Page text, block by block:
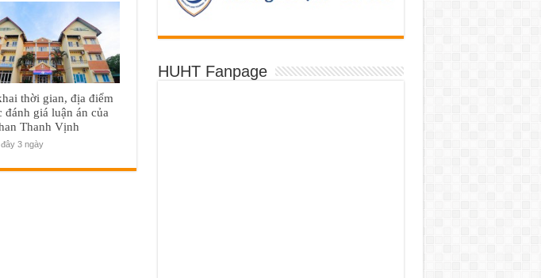
thời gian, địa điểm
đánh giá luận án của
Thanh Vịnh
3 ngày
HUHT Fanpage